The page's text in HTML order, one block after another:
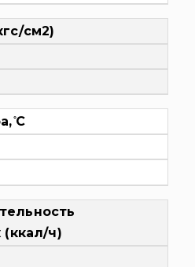
см2)
̊C
(ккал/ч)